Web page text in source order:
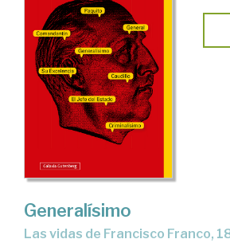
Generalísimo
las vidas de Francisco Franco,